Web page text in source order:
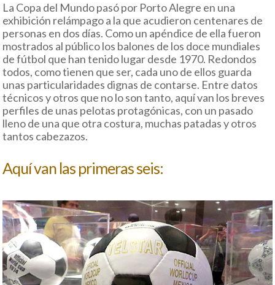
La Copa del Mundo pasó por Porto Alegre en una
exhibición relámpago a la que acudieron centenares de
personas en dos días. Como un apéndice de ella fueron
mostrados al público los balones de los doce mundiales
de fútbol que han tenido lugar desde 1970. Redondos
todos, como tienen que ser, cada uno de ellos guarda
unas particularidades dignas de contarse. Entre datos
técnicos y otros que no lo son tanto, aquí van los breves
perfiles de unas pelotas protagónicas, con un pasado
lleno de una que otra costura, muchas patadas y otros
tantos cabezazos.
Aquí van las primeras seis: